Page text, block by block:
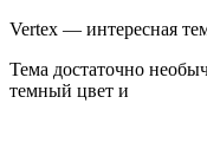
Vertex — интересная
Тема достаточно
темный цвет и